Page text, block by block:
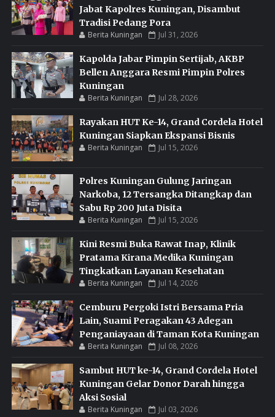
Jabat Kapolres Kuningan, Disambut
Tradisi Pedang Pora
Berita Kuningan Jul 31, 2026
Kapolda Jabar Pimpin Sertijab, AKBP
Bellen Anggara Resmi Pimpin Polres
Kuningan
Berita Kuningan Jul 28, 2026
Rayakan HUT Ke-14, Grand Cordela Hotel
Kuningan Siapkan Ekspansi Bisnis
Berita Kuningan Jul 15, 2026
Polres Kuningan Gulung Jaringan
Narkoba, 12 Tersangka Ditangkap dan
Sabu Rp 200 Juta Disita
Berita Kuningan Jul 15, 2026
Kini Resmi Buka Rawat Inap, Klinik
Pratama Kirana Medika Kuningan
Tingkatkan Layanan Kesehatan
Berita Kuningan Jul 14, 2026
Cemburu Pergoki Istri Bersama Pria
Lain, Suami Peragakan 43 Adegan
Penganiayaan di Taman Kota Kuningan
Berita Kuningan Jul 08, 2026
Sambut HUT ke-14, Grand Cordela Hotel
Kuningan Gelar Donor Darah hingga
Aksi Sosial
Berita Kuningan Jul 03, 2026